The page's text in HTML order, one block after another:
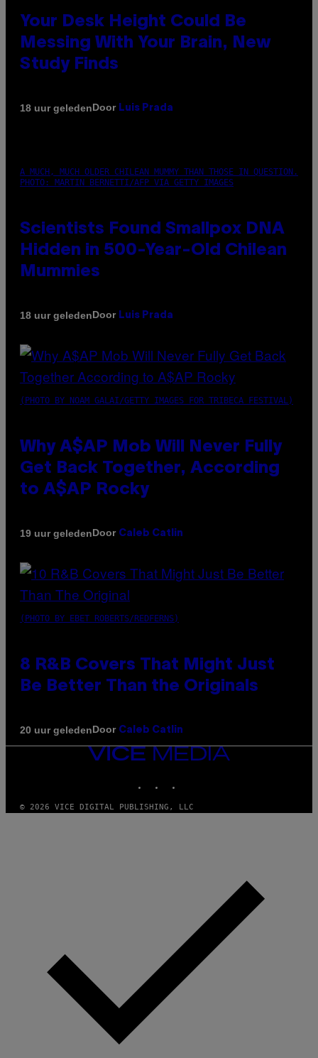
Your Desk Height Could Be
Messing With Your Brain, New
Study Finds
18 uur geledenDoor Luis Prada
A MUCH, MUCH OLDER CHILEAN MUMMY THAN THOSE IN QUESTION.
PHOTO: MARTIN BERNETTI/AFP VIA GETTY IMAGES
Scientists Found Smallpox DNA
Hidden in 500-Year-Old Chilean
Mummies
18 uur geledenDoor Luis Prada
(PHOTO BY NOAM GALAI/GETTY IMAGES FOR TRIBECA FESTIVAL)
Why A$AP Mob Will Never Fully
Get Back Together, According
to A$AP Rocky
19 uur geledenDoor Caleb Catlin
(PHOTO BY EBET ROBERTS/REDFERNS)
8 R&B Covers That Might Just
Be Better Than the Originals
20 uur geledenDoor Caleb Catlin
VICE
© 2026 VICE DIGITAL PUBLISHING, LLC